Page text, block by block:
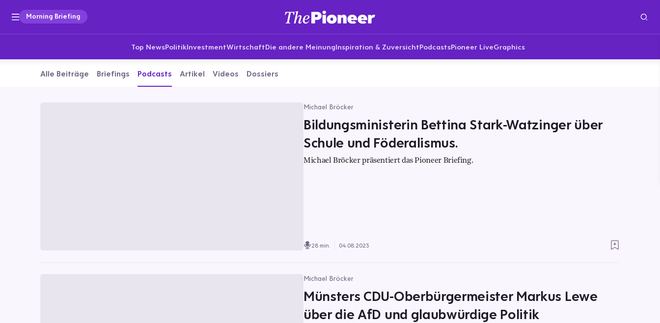
Morning Briefing
Top NewsPolitikInvestmentWirtschaftDie andere MeinungInspiration & ZuversichtPodcastsPioneer LiveGraphics
Alle Beiträge Briefings Podcasts Artikel Videos Dossiers
Michael Bröcker
Bildungsministerin Bettina Stark-Watzinger über
Schule und Föderalismus.
Michael Bröcker präsentiert das Pioneer Briefing.
28 min. 04.08.2023
Michael Bröcker
Münsters CDU-Oberbürgermeister Markus Lewe
über die AfD und glaubwürdige Politik